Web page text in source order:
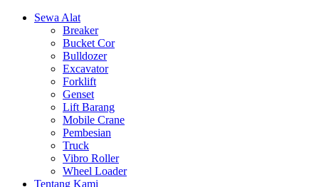
Sewa Alat
Breaker
Bucket Cor
Bulldozer
Excavator
Forklift
Genset
Lift Barang
Mobile Crane
Pembesian
Truck
Vibro Roller
Wheel Loader
Tentang Kami